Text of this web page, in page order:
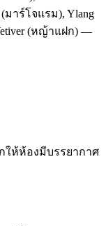
(มาร์โจแรม), Ylang
(หญ้าแฝก) —
ให้ห้องมีบรรยากาศ